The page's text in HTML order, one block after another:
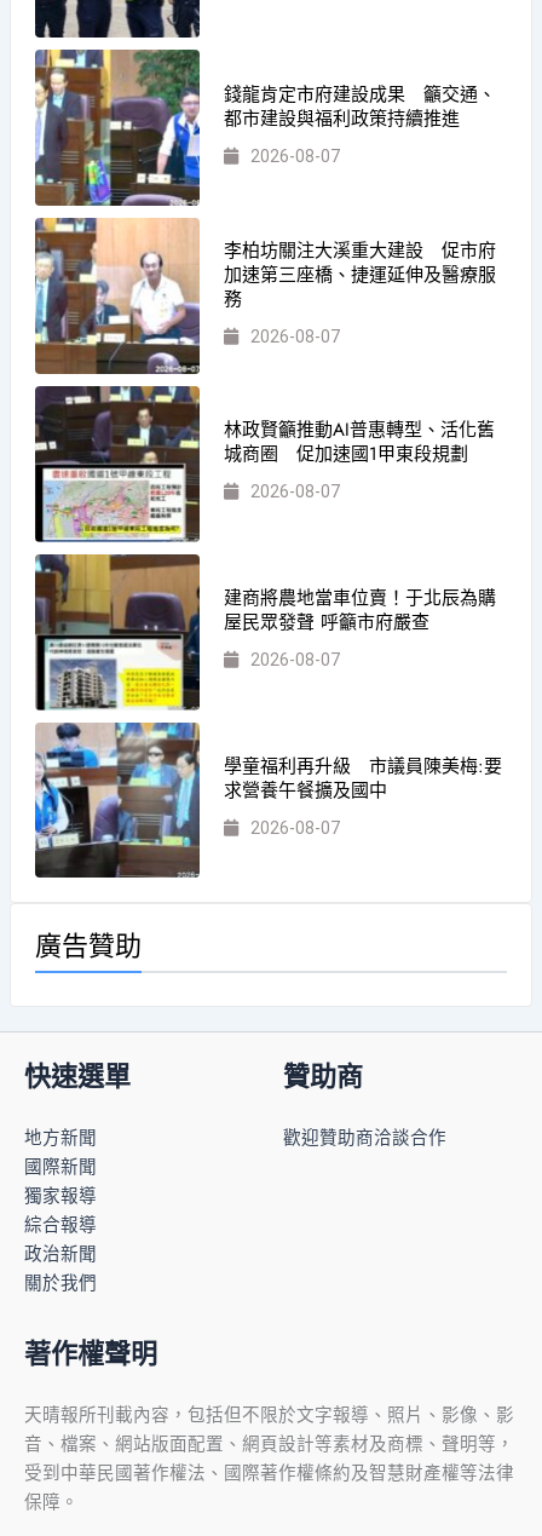
錢龍肯定市府建設成果 籲交通、
都市建設與福利政策持續推進
2026-08-07
李柏坊關注大溪重大建設 促市府
加速第三座橋、捷運延伸及醫療服
務
2026-08-07
林政賢籲推動AI普惠轉型、活化舊
城商圈 促加速國1甲東段規劃
2026-08-07
建商將農地當車位賣！于北辰為購
屋民眾發聲 呼籲市府嚴查
2026-08-07
學童福利再升級 市議員陳美梅:要
求營養午餐擴及國中
2026-08-07
廣告贊助
快速選單
地方新聞
國際新聞
獨家報導
綜合報導
政治新聞
關於我們
贊助商
歡迎贊助商洽談合作
著作權聲明
天晴報所刊載內容，包括但不限於文字報導、照片、影像、影
音、檔案、網站版面配置、網頁設計等素材及商標、聲明等，
受到中華民國著作權法、國際著作權條約及智慧財產權等法律
保障。